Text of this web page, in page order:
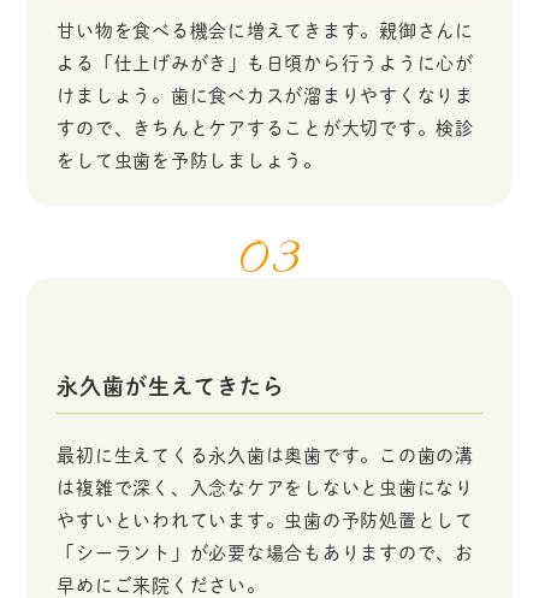
甘い物を食べる機会に増えてきます。親御さんに
よる「仕上げみがき」も日頃から行うように心が
けましょう。歯に食べカスが溜まりやすくなりま
すので、きちんとケアすることが大切です。検診
をして虫歯を予防しましょう。
03
永久歯が生えてきたら
最初に生えてくる永久歯は奥歯です。この歯の溝
は複雑で深く、入念なケアをしないと虫歯になり
やすいといわれています。虫歯の予防処置として
「シーラント」が必要な場合もありますので、お
早めにご来院ください。